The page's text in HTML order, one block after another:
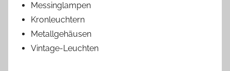
Messinglampen
Kronleuchtern
Metallgehäusen
Vintage-Leuchten